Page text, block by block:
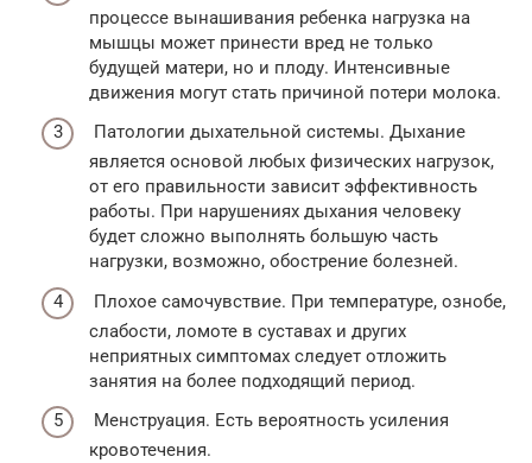
процессе вынашивания ребенка нагрузка на
мышцы может принести вред не только
будущей матери, но и плоду. Интенсивные
движения могут стать причиной потери молока.
Патологии дыхательной системы. Дыхание
является основой любых физических нагрузок,
от его правильности зависит эффективность
работы. При нарушениях дыхания человеку
будет сложно выполнять большую часть
нагрузки, возможно, обострение болезней.
Плохое самочувствие. При температуре, ознобе,
слабости, ломоте в суставах и других
неприятных симптомах следует отложить
занятия на более подходящий период.
Менструация. Есть вероятность усиления
кровотечения.